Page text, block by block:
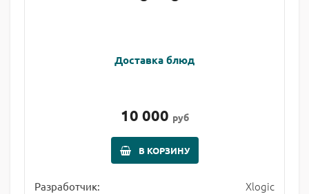
Доставка блюд
10 000 руб
В КОРЗИНУ
Разработчик: Xlogic